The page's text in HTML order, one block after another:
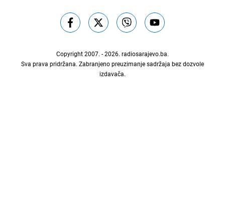
Copyright 2007. - 2026. radiosarajevo.ba.
Sva prava pridržana. Zabranjeno preuzimanje sadržaja bez dozvole
izdavača.